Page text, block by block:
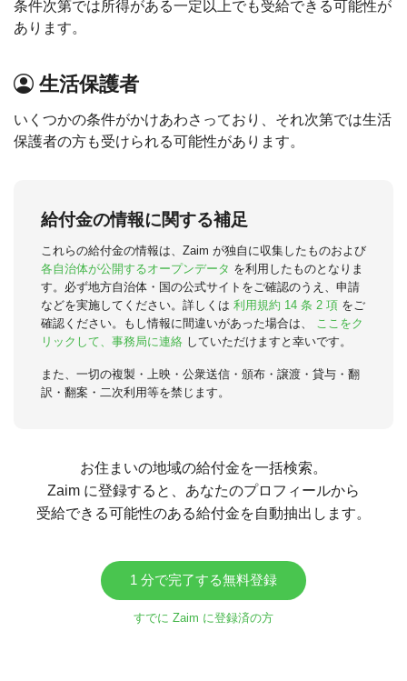
条件次第では所得がある一定以上でも受給できる可能性が
あります。
生活保護者
いくつかの条件がかけあわさっており、それ次第では生活
保護者の方も受けられる可能性があります。
給付金の情報に関する補足
これらの給付金の情報は、Zaim が独自に収集したものおよび
各自治体が公開するオープンデータ を利用したものとなりま
す。必ず地方自治体・国の公式サイトをご確認のうえ、申請
などを実施してください。詳しくは 利用規約 14 条 2 項 をご
確認ください。もし情報に間違いがあった場合は、
ここをク
リックして、事務局に連絡 していただけますと幸いです。
また、一切の複製・上映・公衆送信・頒布・譲渡・貸与・翻
訳・翻案・二次利用等を禁じます。
お住まいの地域の給付金を一括検索。
Zaim に登録すると、あなたのプロフィールから
受給できる可能性のある給付金を自動抽出します。
1 分で完了する無料登録
すでに Zaim に登録済の方